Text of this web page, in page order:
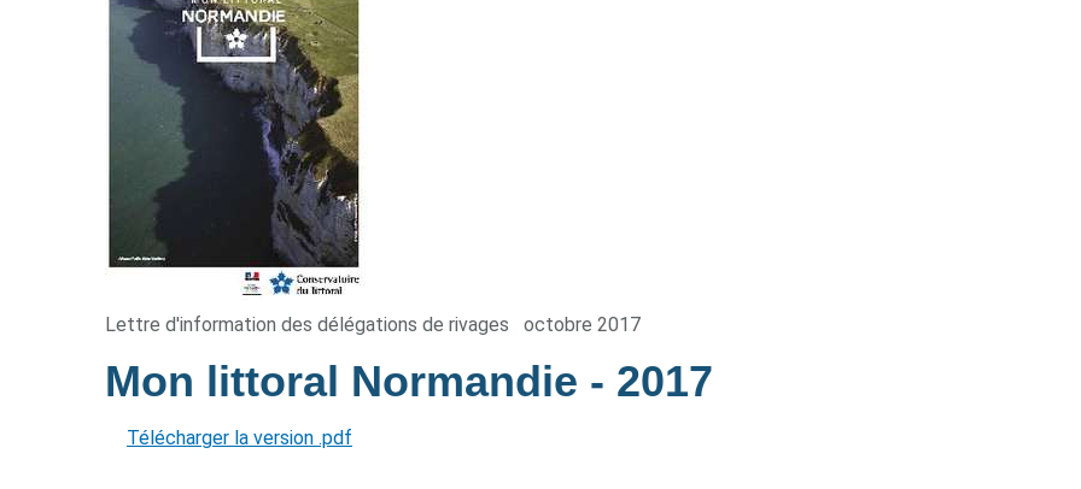
Lettre d'information des délégations de rivages octobre 2017
Mon littoral Normandie - 2017
Télécharger la version .pdf